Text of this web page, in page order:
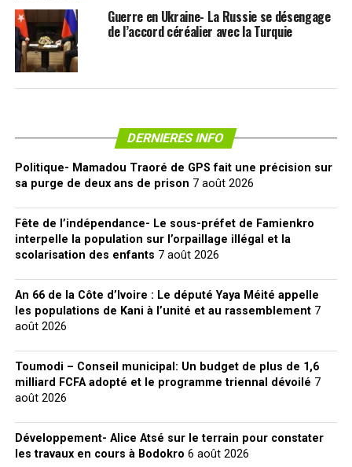
Guerre en Ukraine- La Russie se désengage
de l’accord céréalier avec la Turquie
DERNIERES INFO
Politique- Mamadou Traoré de GPS fait une précision sur
sa purge de deux ans de prison 7 août 2026
Fête de l’indépendance- Le sous-préfet de Famienkro
interpelle la population sur l’orpaillage illégal et la
scolarisation des enfants 7 août 2026
An 66 de la Côte d’Ivoire : Le député Yaya Méité appelle
les populations de Kani à l’unité et au rassemblement 7
août 2026
Toumodi – Conseil municipal: Un budget de plus de 1,6
milliard FCFA adopté et le programme triennal dévoilé 7
août 2026
Développement- Alice Atsé sur le terrain pour constater
les travaux en cours à Bodokro 6 août 2026